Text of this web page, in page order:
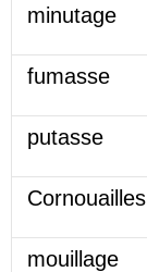
minutage
fumasse
putasse
Cornouailles
mouillage